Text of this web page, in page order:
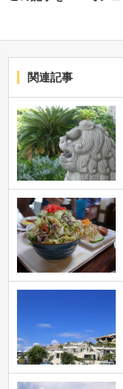
関連記事